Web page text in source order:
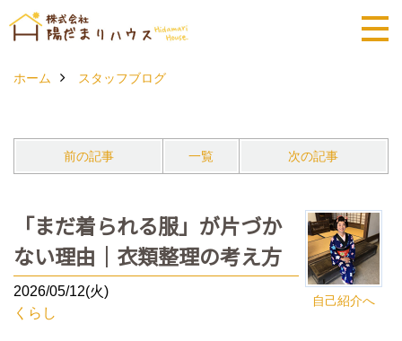
ホーム スタッフブログ
前の記事 一覧 次の記事
自己紹介へ
「まだ着られる服」が片づか
ない理由｜衣類整理の考え方
2026/05/12(火)
くらし